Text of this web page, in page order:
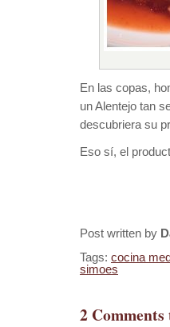
En las copas,
un Alentejo tan
descubriera su
Eso sí, el
Post written by
Tags: cocina
simoes
2 Comments